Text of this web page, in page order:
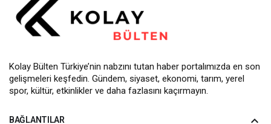
Kolay Bülten Türkiye’nin nabzını tutan haber portalımızda en son
gelişmeleri keşfedin. Gündem, siyaset, ekonomi, tarım, yerel
spor, kültür, etkinlikler ve daha fazlasını kaçırmayın.
BAĞLANTILAR